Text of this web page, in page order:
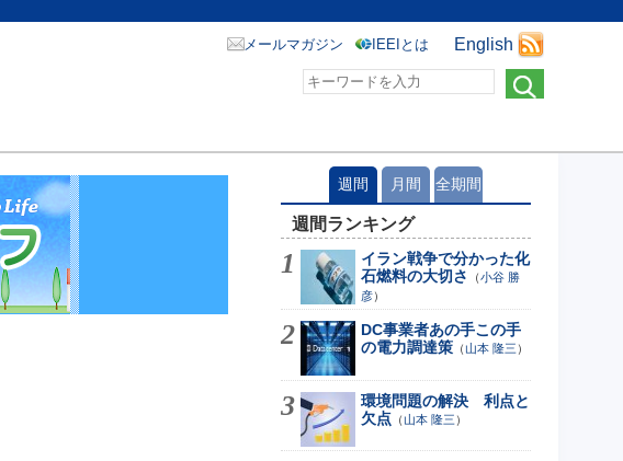
English
メールマガジン IEEIとは
週間 月間 全期間
週間ランキング
イラン戦争で分かった化
石燃料の大切さ
（小谷 勝
彦）
DC事業者あの手この手
の電力調達策 （山本 隆三 ）
環境問題の解決 利点と
欠点 （山本 隆三 ）